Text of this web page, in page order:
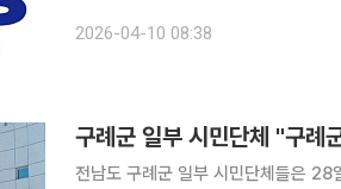
란을 비롯해 경선결과 발표 왜곡 등 4
2026-04-10 08:38
구례군 일부 시민단체 "구례
전남도 구례군 일부 시민단체들은 28